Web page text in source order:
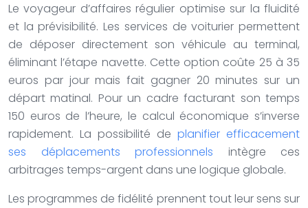
Le voyageur d’affaires régulier optimise sur la fluidité
et la prévisibilité. Les services de voiturier permettent
de déposer directement son véhicule au terminal,
éliminant l’étape navette. Cette option coûte 25 à 35
euros par jour mais fait gagner 20 minutes sur un
départ matinal. Pour un cadre facturant son temps
150 euros de l’heure, le calcul économique s’inverse
rapidement. La possibilité de planifier efficacement
ses déplacements professionnels intègre ces
arbitrages temps-argent dans une logique globale.
Les programmes de fidélité prennent tout leur sens sur